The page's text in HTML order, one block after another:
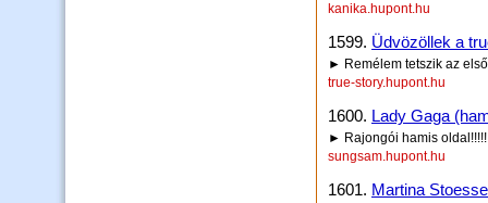
kanika.hupont.hu
1599. Üdvözöllek a
► Remélem tetszik az
true-story.hupont.hu
1600. Lady Gaga
► Rajongói hamis oldal!!!!!
sungsam.hupont.hu
1601. Martina